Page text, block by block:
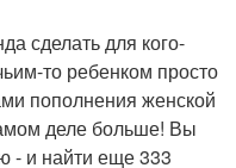
сделать для кого-
то ребенком просто
пополнения женской
деле больше! Вы
- и найти еще 333